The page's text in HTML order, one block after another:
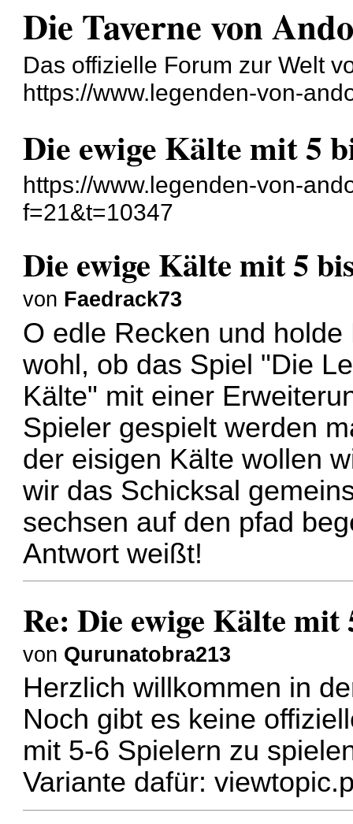
Die Taverne von
Das offizielle Forum zur Welt
https://www.legenden-von-
Die ewige Kälte mit 5
https://www.legenden-von-
f=21&t=10347
Die ewige Kälte mit 5
von Faedrack73
O edle Recken und
wohl, ob das Spiel "Die
Kälte" mit einer
Spieler gespielt werden
der eisigen Kälte wollen
wir das Schicksal
sechsen auf den pfad
Antwort weißt!
Re: Die ewige Kälte mit
von Qurunatobra213
Herzlich willkommen in
Noch gibt es keine
mit 5-6 Spielern zu
Variante dafür: